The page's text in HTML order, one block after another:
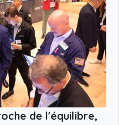
de l'équilibre,